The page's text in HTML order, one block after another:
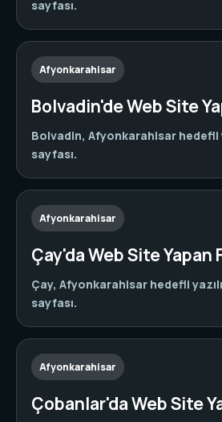
sayfası.
Afyonkarahisar
Bolvadin'de Web Site
Bolvadin, Afyonkarahisar hedefli
sayfası.
Afyonkarahisar
Çay'da Web Site Yapan
Çay, Afyonkarahisar hedefli
sayfası.
Afyonkarahisar
Çobanlar'da Web Site